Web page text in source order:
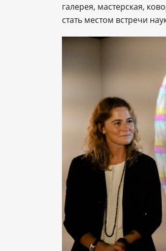
галерея, мастерская,
стать местом встречи